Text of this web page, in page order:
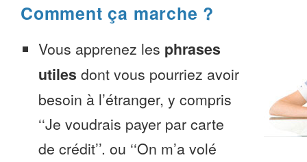
Comment ça marche ?
Vous apprenez les phrases
utiles dont vous pourriez avoir
besoin à l’étranger, y compris
‘‘Je voudrais payer par carte
de crédit’’. ou ‘‘On m’a volé